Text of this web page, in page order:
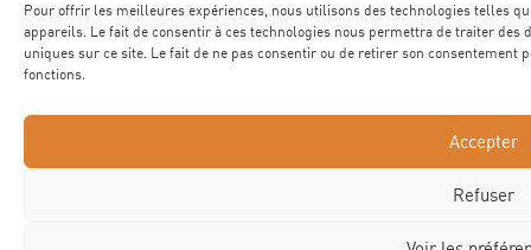
Pour offrir les meilleures expériences, nous utilisons des technologies telles
appareils. Le fait de consentir à ces technologies nous permettra de traiter des
uniques sur ce site. Le fait de ne pas consentir ou de retirer son
fonctions.
Accepter
Refuser